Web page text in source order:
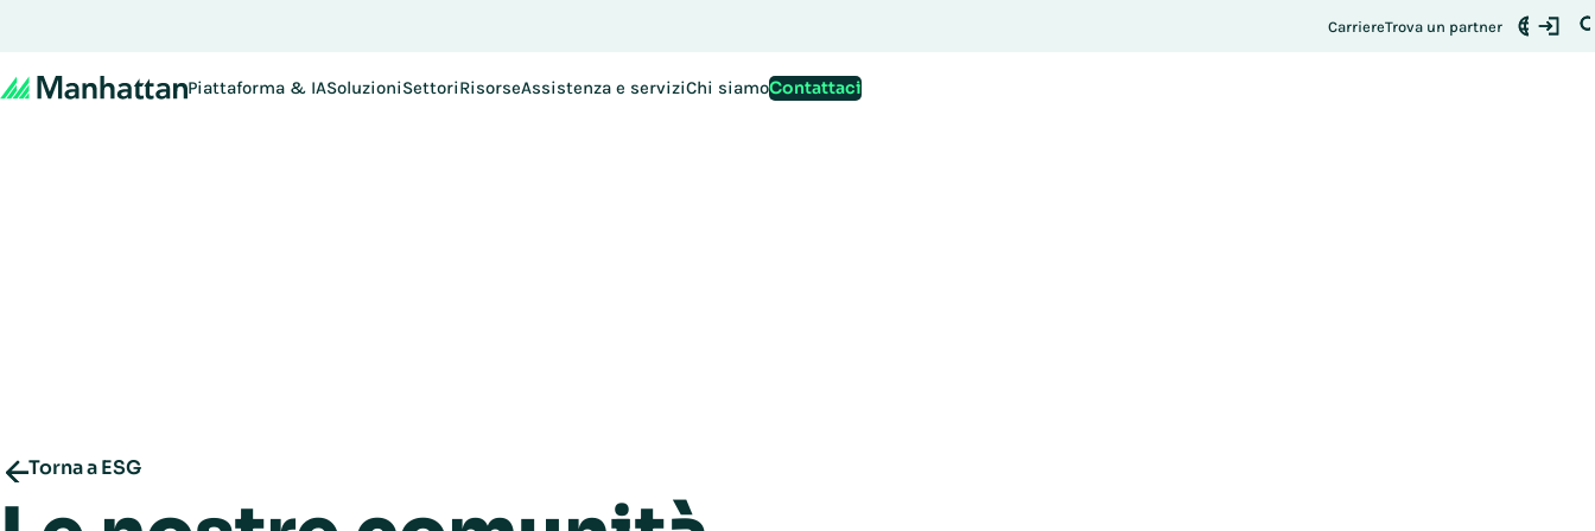
CarriereTrova un partner
Piattaforma & IASoluzioniSettoriRisorseAssistenza e serviziChi siamoContattaci
Torna a ESG